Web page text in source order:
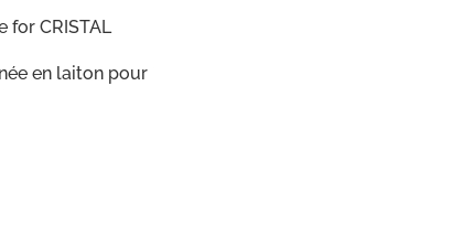
for CRISTAL
en laiton pour